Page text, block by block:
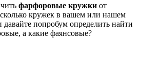
фарфоровые кружки от
кружек в вашем или нашем
попробум определить найти
а какие фаянсовые?